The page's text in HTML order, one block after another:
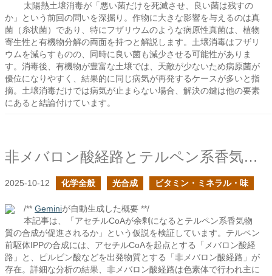
太陽熱土壌消毒が「悪い菌だけを死滅させ、良い菌は残すの
か」という前回の問いを深掘り。作物に大きな影響を与えるのは真
菌（糸状菌）であり、特にフザリウムのような病原性真菌は、植物
寄生性と有機物分解の両面を持つと解説します。土壌消毒はフザリ
ウムを減らすものの、同時に良い菌も減少させる可能性がありま
す。消毒後、有機物が豊富な土壌では、天敵が少ないため病原菌が
優位になりやすく、結果的に同じ病気が再発するケースが多いと指
摘。土壌消毒だけでは病気が止まらない場合、解決の鍵は他の要素
にあると結論付けています。
非メバロン酸経路とテルペン系香気物質の合成について
2025-10-12 化学全般 光合成 ビタミン・ミネラル・味
/** Geminiが自動生成した概要 **/
本記事は、「アセチルCoAが余剰になるとテルペン系香気物
質の合成が促進されるか」という仮説を検証しています。テルペン
前駆体IPPの合成には、アセチルCoAを起点とする「メバロン酸経
路」と、ピルビン酸などを出発物質とする「非メバロン酸経路」が
存在。詳細な分析の結果、非メバロン酸経路は色素体で行われ主に